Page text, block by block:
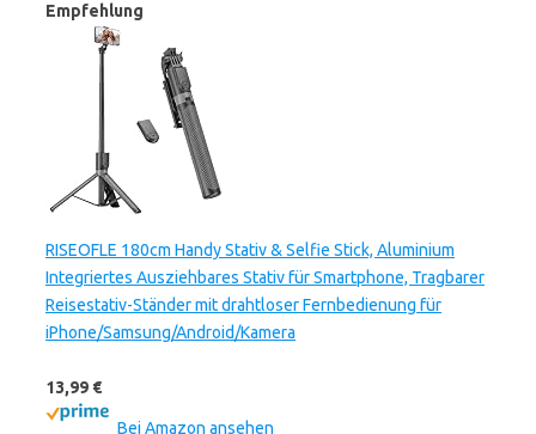
Empfehlung
RISEOFLE 180cm Handy Stativ & Selfie Stick, Aluminium
Integriertes Ausziehbares Stativ für Smartphone, Tragbarer
Reisestativ-Ständer mit drahtloser Fernbedienung für
iPhone/Samsung/Android/Kamera
13,99 €
Bei Amazon ansehen